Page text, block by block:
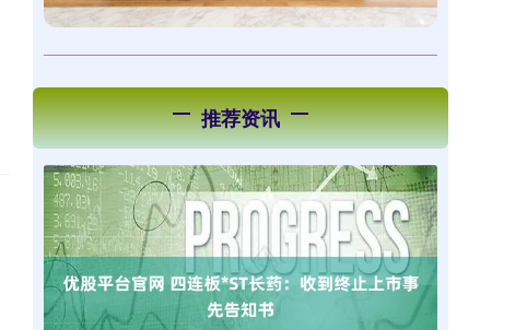
推荐资讯